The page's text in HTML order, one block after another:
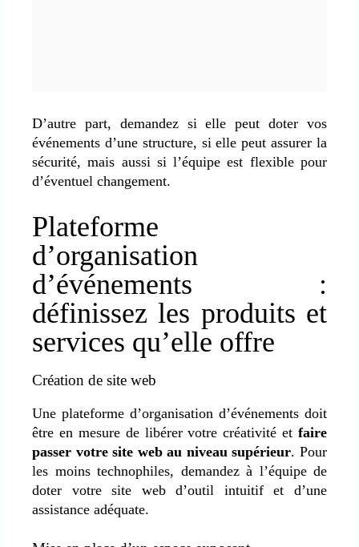
D’autre part, demandez si elle peut doter vos
événements d’une structure, si elle peut assurer la
sécurité, mais aussi si l’équipe est flexible pour
d’éventuel changement.
Plateforme
d’organisation
d’événements :
définissez les produits et
services qu’elle offre
Création de site web
Une plateforme d’organisation d’événements doit
être en mesure de libérer votre créativité et faire
passer votre site web au niveau supérieur. Pour
les moins technophiles, demandez à l’équipe de
doter votre site web d’outil intuitif et d’une
assistance adéquate.